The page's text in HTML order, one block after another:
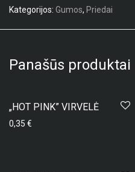
Kategorijos: Gumos, Priedai
Panašūs produktai
„HOT PINK” VIRVELĖ
0,35 €